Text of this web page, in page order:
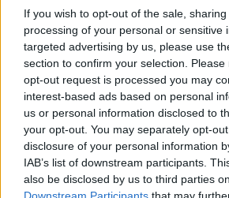
If you wish to opt-out of the sale,
processing of your personal or sensitive
targeted advertising by us, please use
section to confirm your selection.
opt-out request is processed you may
interest-based ads based on personal
us or personal information disclosed to
your opt-out. You may separately opt-
disclosure of your personal information
IAB’s list of downstream participants.
also be disclosed by us to third parties